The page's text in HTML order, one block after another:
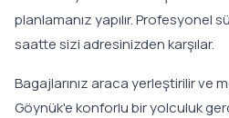
planlamanız yapılır. Profesyonel
saatte sizi adresinizden karşılar.
Bagajlarınız araca yerleştirilir ve
Göynük'e konforlu bir yolculuk